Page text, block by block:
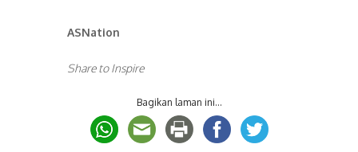
ASNation
Share to Inspire
Bagikan laman ini...